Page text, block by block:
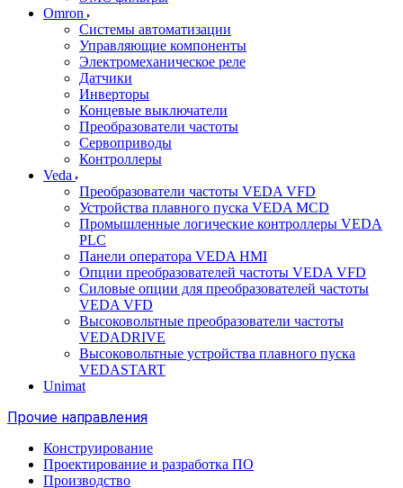
Omron
Системы автоматизации
Управляющие компоненты
Электромеханическое реле
Датчики
Инверторы
Концевые выключатели
Преобразователи частоты
Сервоприводы
Контроллеры
Veda
Преобразователи частоты VEDA VFD
Устройства плавного пуска VEDA MCD
Промышленные логические контроллеры VEDA
PLC
Панели оператора VEDA HMI
Опции преобразователей частоты VEDA VFD
Силовые опции для преобразователей частоты
VEDA VFD
Высоковольтные преобразователи частоты
VEDADRIVE
Высоковольтные устройства плавного пуска
VEDASTART
Unimat
Прочие направления
Конструирование
Проектирование и разработка ПО
Производство